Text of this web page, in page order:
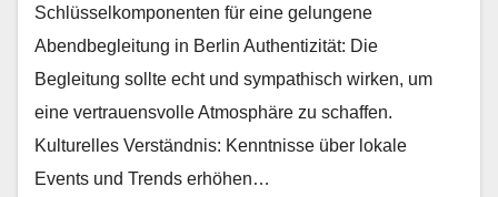
Schlüsselkomponenten für eine gelungene
Abendbegleitung in Berlin Authentizität: Die
Begleitung sollte echt und sympathisch wirken, um
eine vertrauensvolle Atmosphäre zu schaffen.
Kulturelles Verständnis: Kenntnisse über lokale
Events und Trends erhöhen…